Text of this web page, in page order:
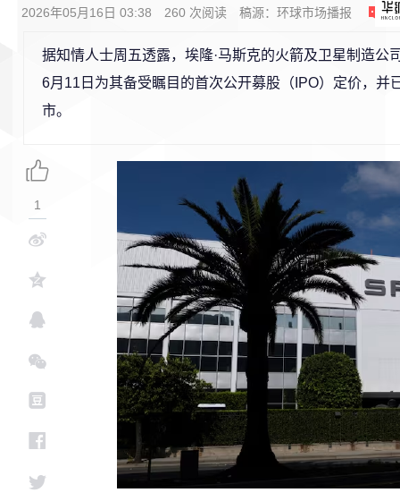
2026年05月16日 03:38 260 次阅读 稿源： 环球市场播报 0
据知情人士周五透露，埃隆·马斯克的火箭及卫星制造公
6月11日为其备受瞩目的首次公开募股（IPO）定价，并
市。
1